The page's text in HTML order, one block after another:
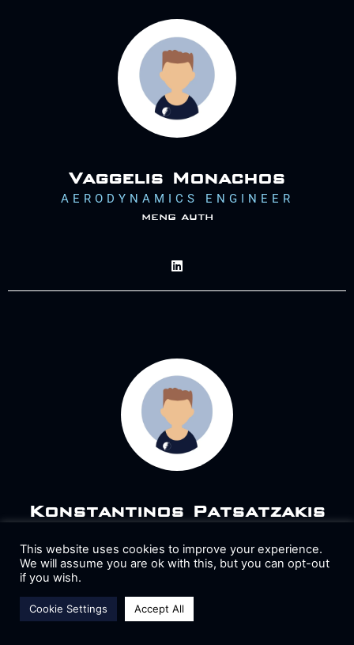
Vaggelis Monachos
AERODYNAMICS ENGINEER
meng auth
Konstantinos Patsatzakis
ece auth
This website uses cookies to improve your experience.
We will assume you are ok with this, but you can opt-out
if you wish.
Cookie Settings Accept All